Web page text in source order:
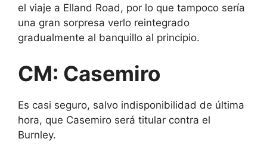
el viaje a Elland Road, por lo que tampoco sería
una gran sorpresa verlo reintegrado
gradualmente al banquillo al principio.
CM: Casemiro
Es casi seguro, salvo indisponibilidad de última
hora, que Casemiro será titular contra el
Burnley.